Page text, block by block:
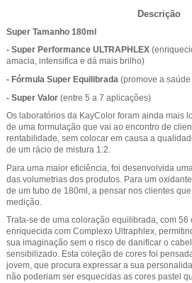
Descrição
Super Tamanho 180ml
- Super Performance ULTRAPHLEX
amacia, intensifica e dá mais brilho)
- Fórmula Super Equilibrada (promove a
- Super Valor (entre 5 a 7 aplicações)
Os laboratórios da KayColor foram ainda mais
de uma formulação que vai ao encontro de
rentabilidade, sem colocar em causa a
de um rácio de mistura 1:2.
Para uma maior eficiência, foi desenvolvida
das volumetrias dos produtos. Para um
de um tubo de 180ml, a pensar nos clientes
medição.
Trata-se de uma coloração equilibrada, com 56
enriquecida com Complexo Ultraphlex,
sua imaginação sem o risco de danificar o
sensibilizado. Esta coleção de cores foi
jovem, que procura expressar a sua
não poderiam ser esquecidas as cores pastel